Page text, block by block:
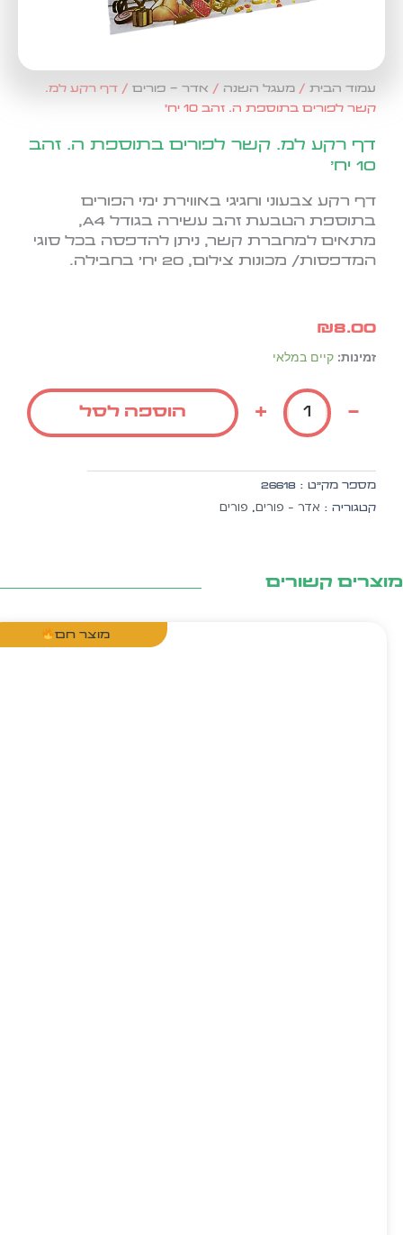
עמוד הבית/מעגל השנה/ אדר - פורים/ דף רקע למ.
קשר לפורים בתוספת ה. זהב 10 יח'
דף רקע למ. קשר לפורים בתוספת ה. זהב
10 יח'
דף רקע צבעוני וחגיגי באווירת ימי הפורים
בתוספת הטבעת זהב עשירהב גודל A4
,
מתאים למחברת קשר, ניתן להדפסה בכל סוגי
המדפסות/ מכונות צילום, 20 יח' בחבילה.
₪8.00
זמינות: קיים במלאי
כמות
רקע
לפורים
בתוספת
ה.
הוספה לסל
מספר מק״ט :26618
קטגוריה : אדר - פורים,פורים
קשורים
מוצר חם